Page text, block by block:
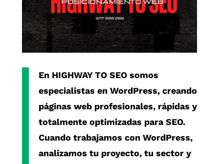
En HIGHWAY TO SEOsomos
especialistas en WordPress, creando
páginas web profesionales, rápidas y
totalmente optimizadas para SEO.
Cuando trabajamos con WordPress,
analizamos tu proyecto, tu sector y